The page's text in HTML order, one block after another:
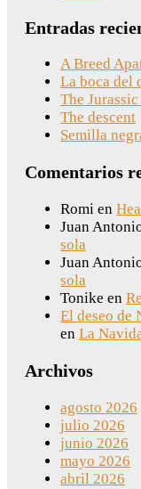
Entradas
A Breed
La boca del
The Jurassic
The descent
Semilla
Comentarios
Romi en
Juan
sola
Juan
sola
Tonike en
El deseo de
en La
Archivos
agosto 2026
julio 2026
junio 2026
mayo 2026
abril 2026